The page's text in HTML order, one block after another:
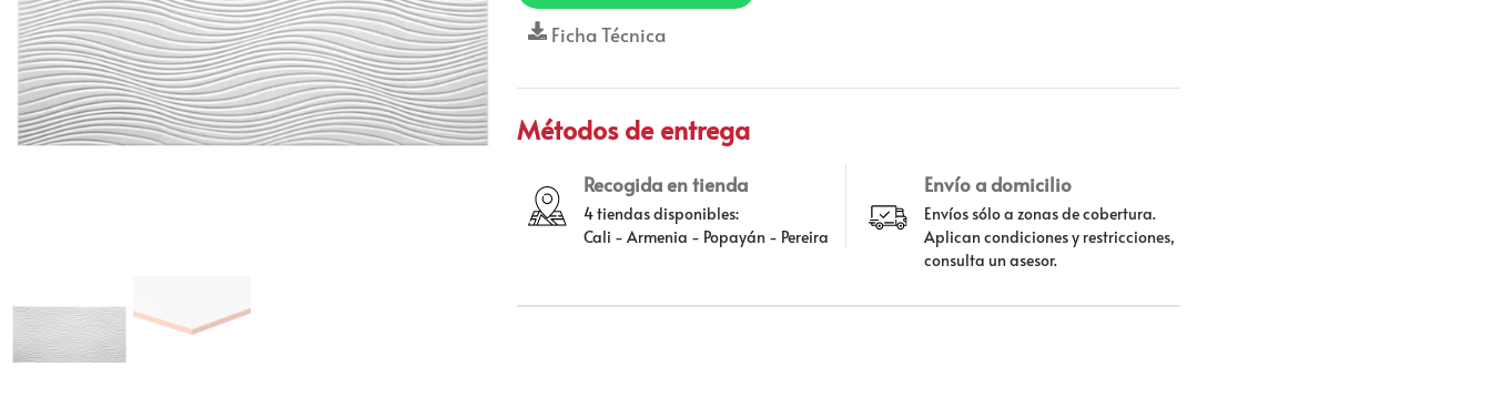
Ficha Técnica
Métodos de entrega
Recogida en tienda
4 tiendas disponibles:
Cali - Armenia - Popayán - Pereira
Envío a domicilio
Envíos sólo a zonas de cobertura.
Aplican condiciones y restricciones,
consulta un asesor.